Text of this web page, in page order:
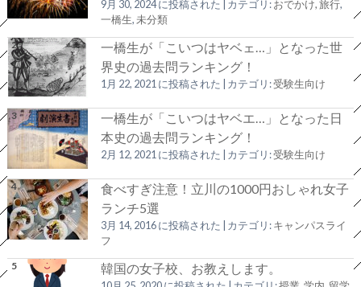
9月 30, 2024 に投稿された | カテゴリ:おでかけ, 旅行,
一橋生, 未分類
一橋生が「こいつはヤベェ…」となった世
界史の過去問ランキング！
1月 22, 2021 に投稿された | カテゴリ:受験生向け
一橋生が「こいつはヤベエ…」となった日
本史の過去問ランキング！
2月 12, 2021 に投稿された | カテゴリ:受験生向け
食べすぎ注意！立川の1000円おしゃれ女子
ランチ5選
3月 14, 2016 に投稿された | カテゴリ:キャンパスライ
フ
韓国の女子校、お教えします。